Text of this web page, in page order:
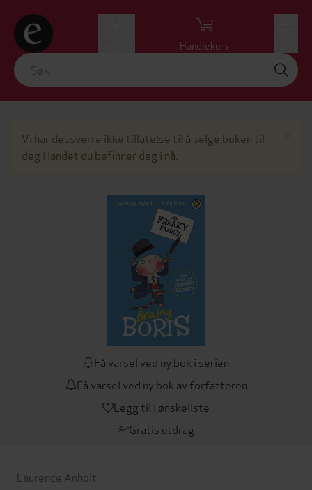
Handlekurv
Vi har dessverre ikke tillatelse til å selge boken til
deg i landet du befinner deg i nå.
Få varsel ved ny bok i serien
Få varsel ved ny bok av forfatteren
Legg til i ønskeliste
Gratis utdrag
Laurence Anholt